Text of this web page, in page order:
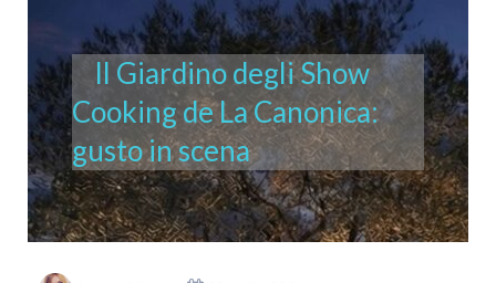
Il Giardino degli Show
Cooking de La Canonica:
gusto in scena